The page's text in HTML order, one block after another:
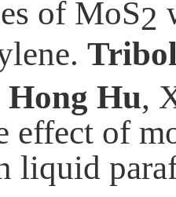
of MoS2
Hu,
effect of
liquid